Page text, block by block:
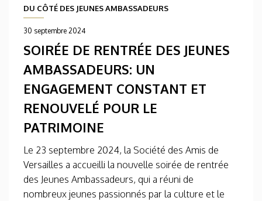
DU CÔTÉ DES JEUNES AMBASSADEURS
30 septembre 2024
SOIRÉE DE RENTRÉE DES JEUNES
AMBASSADEURS: UN
ENGAGEMENT CONSTANT ET
RENOUVELÉ POUR LE
PATRIMOINE
Le 23 septembre 2024, la Société des Amis de
Versailles a accueilli la nouvelle soirée de rentrée
des Jeunes Ambassadeurs, qui a réuni de
nombreux jeunes passionnés par la culture et le